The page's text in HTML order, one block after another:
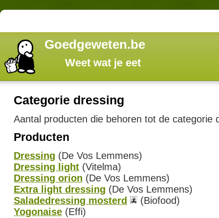
Goedgeweten.be
Weet wat je eet
Categorie dressing
Aantal producten die behoren tot de categorie
Producten
Dressing (De Vos Lemmens)
Dressing light (Vitelma)
Dressing orion (De Vos Lemmens)
Extra light dressing (De Vos Lemmens)
Saladedressing mosterd
(Biofood)
Yogonaise (Effi)